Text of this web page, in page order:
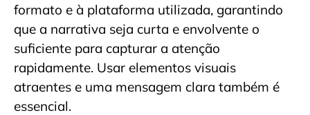
formato e à plataforma utilizada, garantindo
que a narrativa seja curta e envolvente o
suficiente para capturar a atenção
rapidamente. Usar elementos visuais
atraentes e uma mensagem clara também é
essencial.